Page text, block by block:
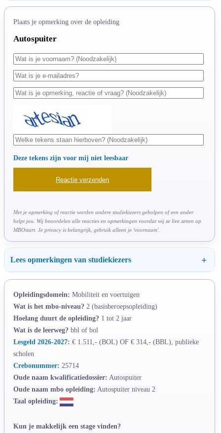
Plaats je opmerking over de opleiding
Autospuiter
Deze tekens zijn voor mij niet leesbaar
Met je opmerking of reactie worden andere studiekiezers geholpen of een ander
helpt jou. Wij beoordelen alle reacties en opmerkingen voordat wij ze live zetten op
MBOstart. Je privacy is belangrijk, gebruik alleen je 'voornaam'.
Lees opmerkingen van studiekiezers
Opleidingsdomein: Mobiliteit en voertuigen
Wat is het mbo-niveau? 2 (basisberoepsopleiding)
Hoelang duurt de opleiding? 1 tot 2 jaar
Wat is de leerweg? bbl of bol
Lesgeld 2026-2027: € 1.511,- (BOL) OF € 314,- (BBL), publieke
scholen
Crebonummer: 25714
Oude naam kwalificatiedossier: Autospuiter
Oude naam mbo opleiding: Autospuiter niveau 2
Taal opleiding:
Kun je makkelijk een stage vinden?